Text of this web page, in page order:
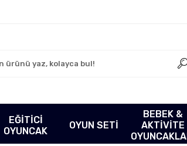
EĞİTİCİ
OYUNCAK
OYUN SETİ
BEBEK &
AKTİVİTE